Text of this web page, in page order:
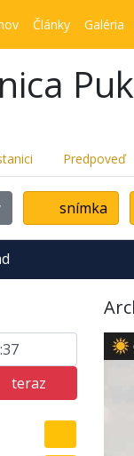
Články Galéria
Predpoveď
snímka
teraz